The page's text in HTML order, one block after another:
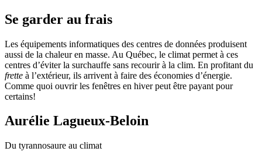
Se garder au frais
Les équipements informatiques des centres de données produisent
aussi de la chaleur en masse. Au Québec, le climat permet à ces
centres d’éviter la surchauffe sans recourir à la clim. En profitant du
frette à l’extérieur, ils arrivent à faire des économies d’énergie.
Comme quoi ouvrir les fenêtres en hiver peut être payant pour
certains!
Aurélie Lagueux-Beloin
Du tyrannosaure au climat